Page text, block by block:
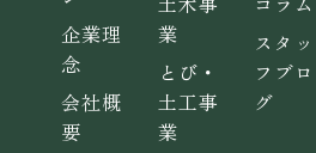
企業理
念
会社概
要
業
とび・
土工事
業
スタッ
フブロ
グ